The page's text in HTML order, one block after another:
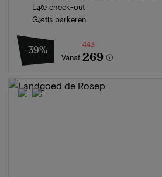
Late check-out
Gratis parkeren
-39%
Vanaf
443
269